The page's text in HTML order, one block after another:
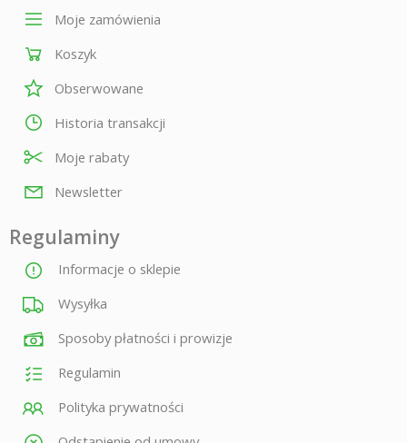
Moje zamówienia
Koszyk
Obserwowane
Historia transakcji
Moje rabaty
Newsletter
Regulaminy
Informacje o sklepie
Wysyłka
Sposoby płatności i prowizje
Regulamin
Polityka prywatności